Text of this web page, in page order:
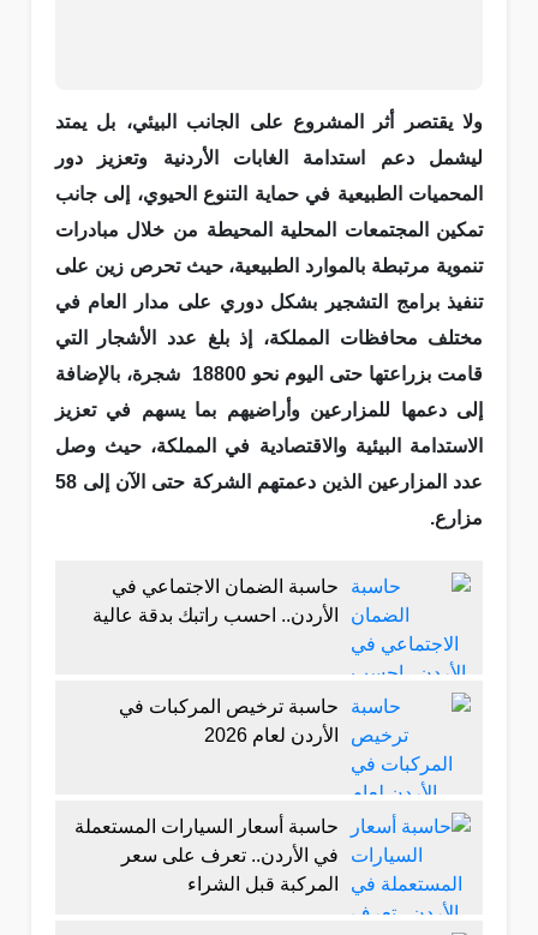
ولا يقتصر أثر المشروع على الجانب البيئي، بل يمتد
ليشمل دعم استدامة الغابات الأردنية وتعزيز دور
المحميات الطبيعية في حماية التنوع الحيوي، إلى جانب
تمكين المجتمعات المحلية المحيطة من خلال مبادرات
تنموية مرتبطة بالموارد الطبيعية، حيث تحرص زين على
تنفيذ برامج التشجير بشكل دوري على مدار العام في
مختلف محافظات المملكة، إذ بلغ عدد الأشجار التي
قامت بزراعتها حتى اليوم نحو 18800 شجرة، بالإضافة
إلى دعمها للمزارعين وأراضيهم بما يسهم في تعزيز
الاستدامة البيئية والاقتصادية في المملكة، حيث وصل
عدد المزارعين الذين دعمتهم الشركة حتى الآن إلى 58
مزارع.
حاسبة الضمان الاجتماعي في
الأردن.. احسب راتبك بدقة عالية
حاسبة ترخيص المركبات في
الأردن لعام 2026
حاسبة أسعار السيارات المستعملة
في الأردن.. تعرف على سعر
المركبة قبل الشراء